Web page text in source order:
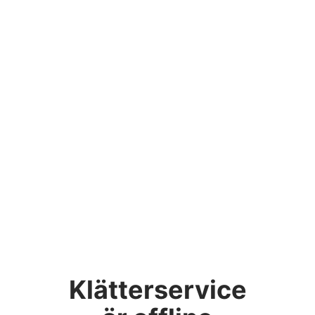
Klätterservice